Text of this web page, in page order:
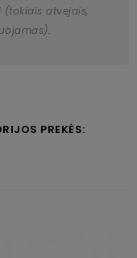
atvejais,
PREKĖS: